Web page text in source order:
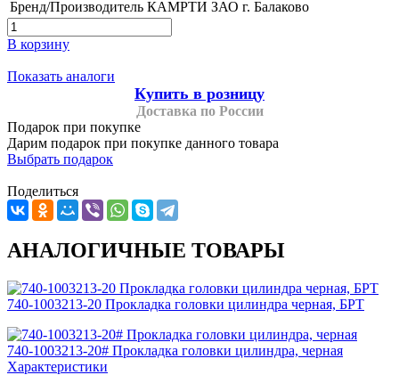
Бренд/Производитель КАМРТИ ЗАО г. Балаково
В корзину
Показать аналоги
Купить в розницу
Доставка по России
Подарок при покупке
Дарим подарок при покупке данного товара
Выбрать подарок
Поделиться
АНАЛОГИЧНЫЕ ТОВАРЫ
740-1003213-20 Прокладка головки цилиндра черная, БРТ
740-1003213-20# Прокладка головки цилиндра, черная
Характеристики